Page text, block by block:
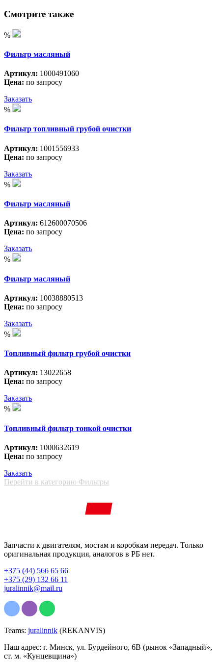
Смотрите также
%
Фильтр масляный
Артикул: 1000491060
Цена: по запросу
Заказать
%
Фильтр топливный грубой очистки
Артикул: 1001556933
Цена: по запросу
Заказать
%
Фильтр масляный
Артикул: 612600070506
Цена: по запросу
Заказать
%
Фильтр масляный
Артикул: 10038880513
Цена: по запросу
Заказать
%
Топливный фильтр грубой очистки
Артикул: 13022658
Цена: по запросу
Заказать
%
Топливный фильтр тонкой очистки
Артикул: 1000632619
Цена: по запросу
Заказать
Перейти в категорию Фильтры
Запчасти к двигателям, мостам и коробкам передач. Только
оригинальная продукция, аналогов в РБ нет.
+375 (44) 566 65 66
+375 (29) 132 66 11
juralinnik@mail.ru
Teams: juralinnik (REKANVIS)
Наш адрес: г. Минск, ул. Бурдейного, 6В (рынок «Западный»,
ст. м. «Кунцевщина»)